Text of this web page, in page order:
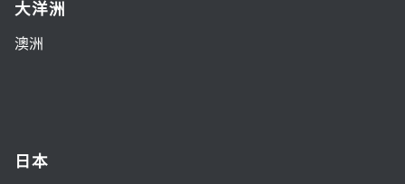
大洋洲
澳洲
日本